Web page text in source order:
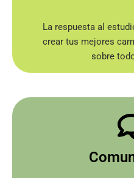
La respuesta al
crear tus mejores
sobre